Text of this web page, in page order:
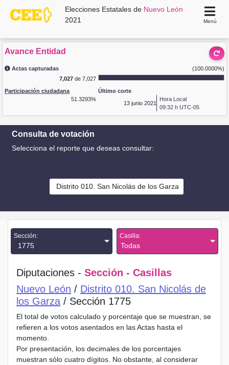
Elecciones Estatales de Nuevo León
2021
Menú
Avance Entidad
Actas capturadas
(100.0000%)
7,027de 7,027
Participación ciudadana
51.3293%
Último corte
13 junio 2021
Hora Local
09:32 h UTC-05
Consulta de votación
Selecciona el reporte que deseas consultar:
Distrito 010. San Nicolás de los Garza
Sección:
1775
Casilla:
Todas
Diputaciones - Sección - Casillas
Nuevo León / Distrito 010. San Nicolás de
los Garza / Sección 1775
El total de votos calculado y porcentaje que se muestran, se
refieren a los votos asentados en las Actas hasta el
momento.
Por presentación, los decimales de los porcentajes
muestran sólo cuatro dígitos. No obstante, al considerar